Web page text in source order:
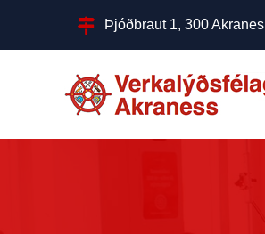
Þjóðbraut 1, 300 Akranes